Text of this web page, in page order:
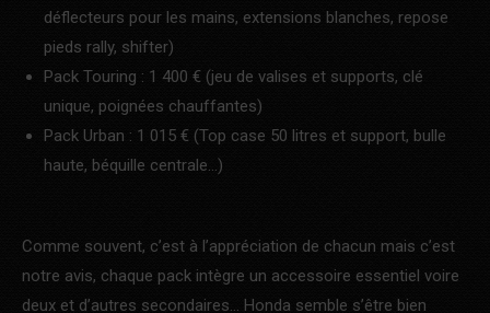
déflecteurs pour les mains, extensions blanches, repose
pieds rally, shifter)
Pack Touring : 1 400 € (jeu de valises et supports, clé
unique, poignées chauffantes)
Pack Urban : 1 015 € (Top case 50 litres et support, bulle
haute, béquille centrale…)
Comme souvent, c’est à l’appréciation de chacun mais c’est
notre avis, chaque pack intègre un accessoire essentiel voire
deux et d’autres secondaires… Honda semble s’être bien